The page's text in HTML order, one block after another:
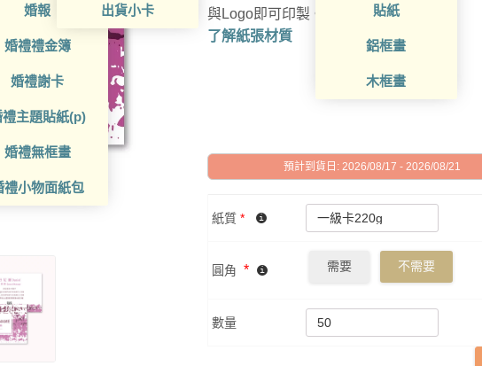
婚報
婚禮禮金簿
婚禮謝卡
禮主題貼紙(p)
婚禮無框畫
禮小物面紙包
出貨小卡 貼紙
鋁框畫
木框畫
與Logo即可印製。
了解紙張材質
預計到貨日: 2026/08/17 - 2026/08/21
紙質 *
圓角 * 需要 不需要
數量